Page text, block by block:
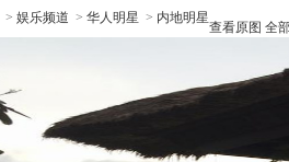
> 娱乐频道 > 华人明星 > 内地明星
查看原图 全